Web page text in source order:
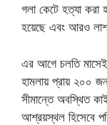
গলা কেটে হত্যা করা
হয়েছে এবং আরও
এর আগে চলতি মাসেই
হামলায় প্রায় ২০০
সীমান্তে অবস্থিত
আশ্রয়স্থল হিসেবে